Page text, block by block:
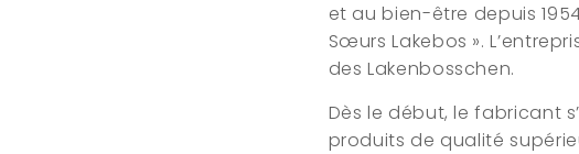
et au bien-être depuis
Sœurs Lakebos ».
des Lakenbosschen.
Dès le début, le fabricant
produits de qualité